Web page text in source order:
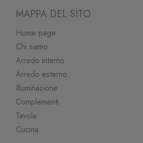
MAPPA DEL SITO
Home page
Chi siamo
Arredo interno
Arredo esterno
Illuminazione
Complementi
Tavola
Cucina